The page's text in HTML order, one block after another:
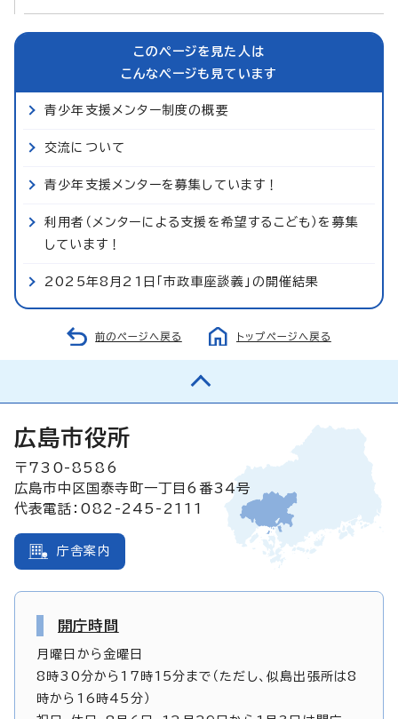
このページを見た人は
こんなページも見ています
青少年支援メンター制度の概要
交流について
青少年支援メンターを募集しています！
利用者（メンターによる支援を希望するこども）を募集
しています！
2025年8月21日「市政車座談義」の開催結果
前のページへ戻る トップページへ戻る
広島市役所
〒730-8586
広島市中区国泰寺町一丁目6番34号
代表電話：082-245-2111
庁舎案内
開庁時間
月曜日から金曜日
8時30分から17時15分まで（ただし、似島出張所は8
時から16時45分）